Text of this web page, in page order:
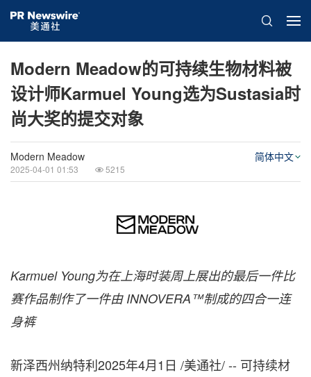
Modern Meadow的可持续生物材料被
设计师Karmuel Young选为Sustasia时
尚大奖的提交对象
Modern Meadow
2025-04-01 01:53 5215
简体中文
Karmuel Young为在上海时装周上展出的最后一件比
赛作品制作了一件由 INNOVERA™制成的四合一连
身裤
新泽西州纳特利2025年4月1日 /美通社/ -- 可持续材